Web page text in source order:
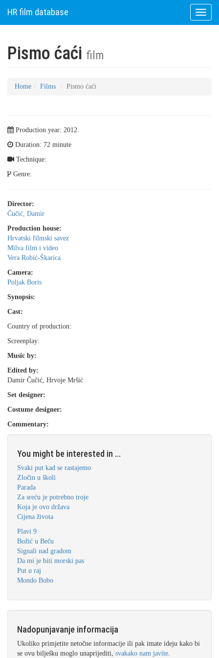
Toggle
HR film database
Pismo ćaći film
Home Films Pismo ćaći
Production year: 2012.
Duration: 72 minute
Technique:
Genre:
Director:
Čučić, Damir
Production house:
Hrvatski filmski savez
Milva film i video
Vera Robić-Škarica
Camera:
Poljak Boris
Synopsis:
Cast:
Country of production:
Screenplay:
Music by:
Edited by:
Damir Čučić, Hrvoje Mršić
Set designer:
Costume designer:
Commentary:
You might be interested in ...
Svaki put kad se rastajemo
Zločin u školi
Parada
Za sreću je potrebno troje
Koja je ovo država
Cijena života
Plavi 9
Božić u Beču
Signali nad gradom
Da mi je biti morski pas
Put u raj
Mondo Bobo
Nadopunjavanje informacija
Ukoliko primjetite netočne informacije ili pak imate ideju kako bi
se ovu bilješku moglo unaprijediti, svakako nam javite.